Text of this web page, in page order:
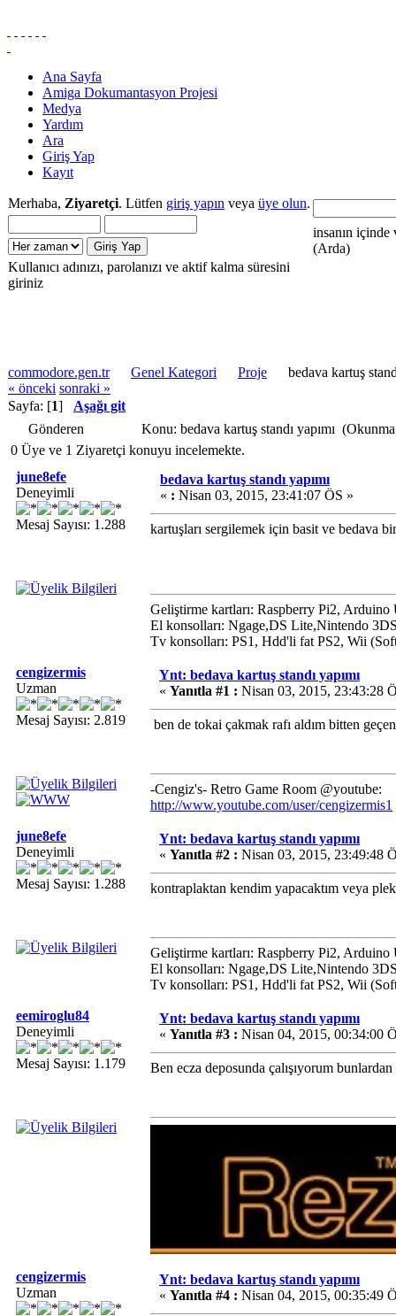
Ana Sayfa
Amiga Dokumantasyon Projesi
Medya
Yardım
Ara
Giriş Yap
Kayıt
Merhaba, Ziyaretçi. Lütfen giriş yapın veya üye olun.
Kullanıcı adınızı, parolanızı ve aktif kalma süresini
giriniz
insanın içinde
(Arda)
commodore.gen.tr Genel Kategori Proje
bedava kartuş
« önceki sonraki »
Sayfa: [1] Aşağı git
Gönderen
Konu: bedava kartuş standı yapımı (Okunma
0 Üye ve 1 Ziyaretçi konuyu incelemekte.
june8efe
Deneyimli
Mesaj Sayısı: 1.288
bedava kartuş standı yapımı
« : Nisan 03, 2015, 23:41:07 ÖS »
kartuşları sergilemek için basit ve bedava
Geliştirme kartları: Raspberry Pi2, Arduino
El konsolları: Ngage,DS Lite,Nintendo
Tv konsolları: PS1, Hdd'li fat PS2, Wii
cengizermis
Uzman
Mesaj Sayısı: 2.819
Ynt: bedava kartuş standı yapımı
« Yanıtla #1 : Nisan 03, 2015, 23:43:28
ben de tokai çakmak rafı aldım bitten
-Cengiz's- Retro Game Room @youtube:
http://www.youtube.com/user/cengizermis1
june8efe
Deneyimli
Mesaj Sayısı: 1.288
Ynt: bedava kartuş standı yapımı
« Yanıtla #2 : Nisan 03, 2015, 23:49:48
kontraplaktan kendim yapacaktım veya
Geliştirme kartları: Raspberry Pi2, Arduino
El konsolları: Ngage,DS Lite,Nintendo
Tv konsolları: PS1, Hdd'li fat PS2, Wii
eemiroglu84
Deneyimli
Mesaj Sayısı: 1.179
Ynt: bedava kartuş standı yapımı
« Yanıtla #3 : Nisan 04, 2015, 00:34:00
Ben ecza deposunda çalışıyorum
cengizermis
Uzman
Ynt: bedava kartuş standı yapımı
« Yanıtla #4 : Nisan 04, 2015, 00:35:49